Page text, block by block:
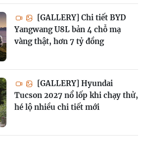
[GALLERY] Chi tiết BYD
Yangwang U8L bản 4 chỗ mạ
vàng thật, hơn 7 tỷ đồng
[GALLERY] Hyundai
Tucson 2027 nổ lốp khi chạy thử,
hé lộ nhiều chi tiết mới